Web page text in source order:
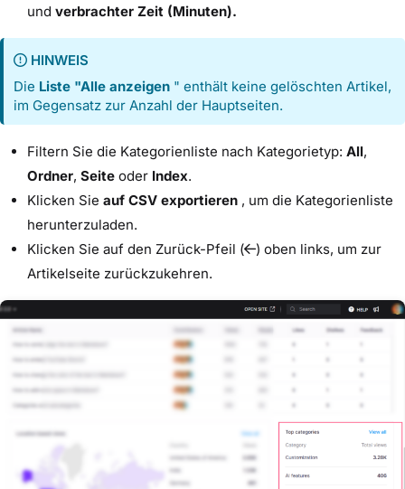
und verbrachter Zeit (Minuten).
HINWEIS
Die Liste "Alle anzeigen " enthält keine gelöschten Artikel,
im Gegensatz zur Anzahl der Hauptseiten.
Filtern Sie die Kategorienliste nach Kategorietyp: All,
Ordner, Seite oder Index.
Klicken Sie auf CSV exportieren , um die Kategorienliste
herunterzuladen.
Klicken Sie auf den Zurück-Pfeil (
) oben links, um zur
Artikelseite zurückzukehren.